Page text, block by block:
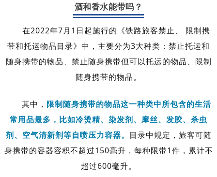
酒和香水能带吗？
在2022年7月1日起施行的《铁路旅客禁止、 限制携
带和托运物品目录》中，主要分为3大种类：禁止托运和
随身携带的物品、禁止随身携带但可以托运的物品、限制
随身携带的物品。
其中， 限制随身携带的物品这一种类中所包含的生活
常用品最多，比如冷烫精、染发剂、摩丝、发胶、杀虫
剂、空气清新剂等自喷压力容器。 目录中规定，旅客可随
身携带的容器容积不超过150毫升，每种限带1件，累计不
超过600毫升。